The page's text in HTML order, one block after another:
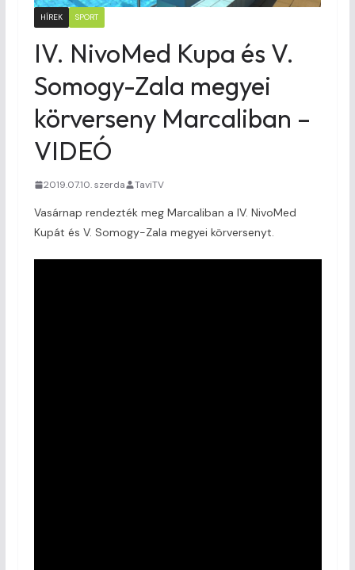
HÍREK SPORT
IV. NivoMed Kupa és V.
Somogy-Zala megyei
körverseny Marcaliban –
VIDEÓ
2019.07.10. szerda TaviTV
Vasárnap rendezték meg Marcaliban a IV. NivoMed
Kupát és V. Somogy-Zala megyei körversenyt.